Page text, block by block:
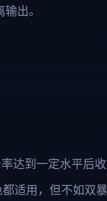
出。
达到一定水平后收
适用，但不如双暴